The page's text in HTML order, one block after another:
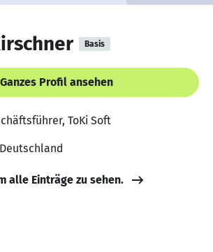
Basis
Ganzes Profil ansehen
ToKi Soft
alle Einträge zu sehen.